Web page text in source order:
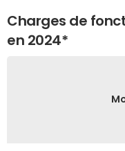
Charges de
en 2024*